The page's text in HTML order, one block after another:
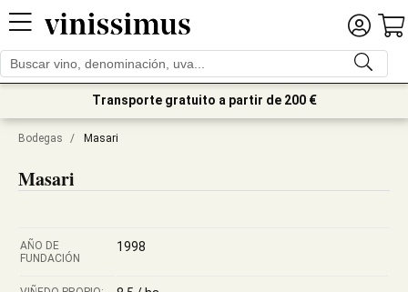
Transporte gratuito a partir de 200 €
Bodegas / Masari
Masari
AÑO DE
FUNDACIÓN
1998